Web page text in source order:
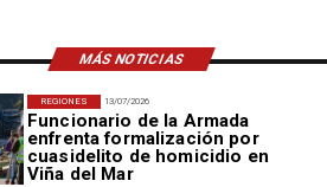
MÁS NOTICIAS
13/07/2026
Funcionario de la Armada
enfrenta formalización por
cuasidelito de homicidio en
Viña del Mar
REGIONES